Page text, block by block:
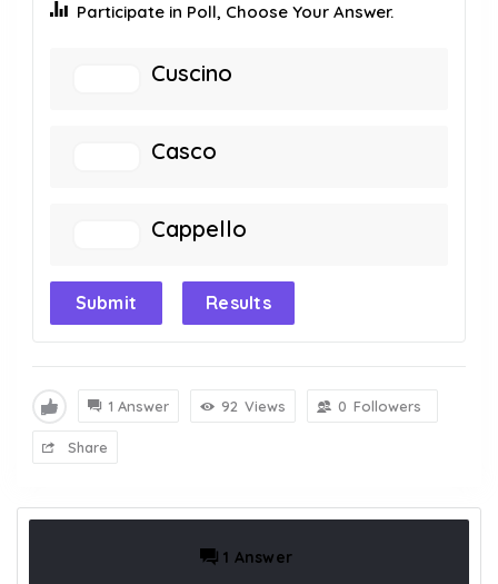
Participate in Poll, Choose Your Answer.
Cuscino
Casco
Cappello
Submit Results
1 Answer 92 Views 0 Followers
Share
1 Answer